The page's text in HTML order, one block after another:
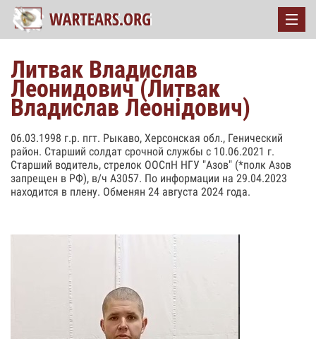
Литвак Владислав
Леонидович (Литвак
Владислав Леонідович)
06.03.1998 г.р. пгт. Рыкаво, Херсонская обл., Генический
район. Старший солдат срочной службы с 10.06.2021 г.
Старший водитель, стрелок ООСпН НГУ "Азов" (*полк Азов
запрещен в РФ), в/ч А3057. По информации на 29.04.2023
находится в плену. Обменян 24 августа 2024 года.